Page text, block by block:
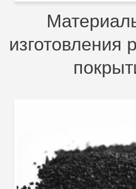
изготовления